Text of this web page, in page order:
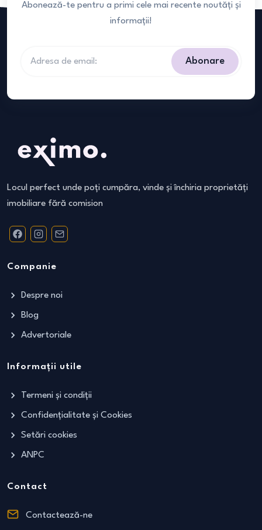
Abonează-te pentru a primi cele mai recente noutăți și
informații!
Abonare
Locul perfect unde poți cumpăra, vinde și închiria proprietăți
imobiliare fără comision
Companie
Despre noi
Blog
Advertoriale
Informații utile
Termeni și condiții
Confidențialitate și Cookies
Setări cookies
ANPC
Contact
Contactează-ne